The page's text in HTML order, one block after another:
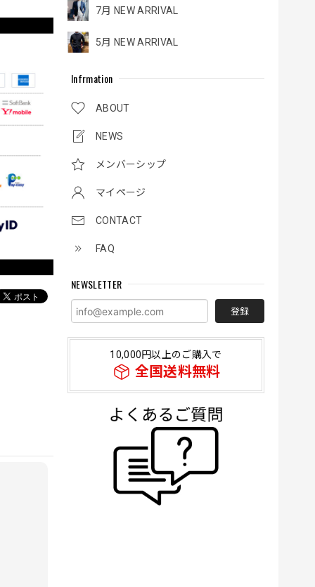
7月 NEW ARRIVAL
5月 NEW ARRIVAL
Infrmation
ABOUT
NEWS
メンバーシップ
マイページ
CONTACT
FAQ
NEWSLETTER
登録
10,000円以上のご購入で
全国送料無料